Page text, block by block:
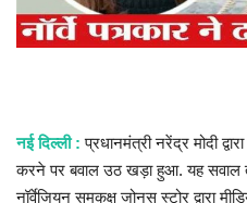
राजनीति
मैगज़ीन की लेख
नई दिल्ली : प्रधानमंत्री नरेंद्र मोदी
करने पर बवाल उठ खड़ा हुआ. यह सवाल
नॉर्वेजियन समकक्ष जोनस स्टोर द्वारा